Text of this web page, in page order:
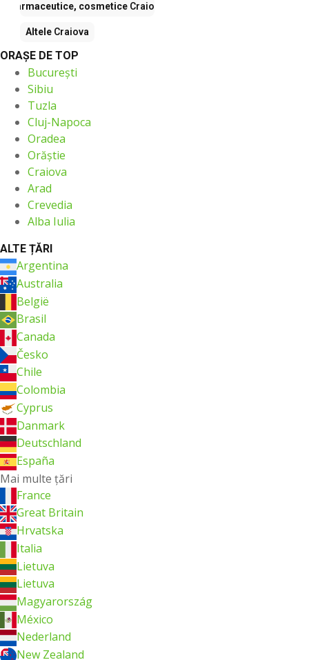
Farmaceutice, cosmeticeCraiova
Altele Craiova
ORAŞE DE TOP
București
Sibiu
Tuzla
Cluj-Napoca
Oradea
Orăştie
Craiova
Arad
Crevedia
Alba Iulia
ALTE ȚĂRI
Argentina
Australia
België
Brasil
Canada
Česko
Chile
Colombia
Cyprus
Danmark
Deutschland
España
Mai multe ţări
France
Great Britain
Hrvatska
Italia
Lietuva
Lietuva
Magyarország
México
Nederland
New Zealand